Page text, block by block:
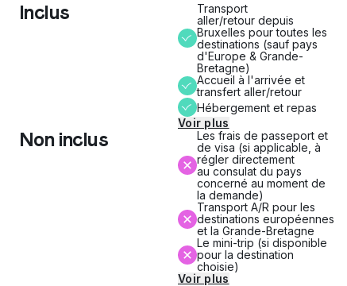
Inclus
Transport
aller/retour depuis
Bruxelles pour toutes les
destinations (sauf pays
d'Europe & Grande-
Bretagne)
Accueil à l'arrivée et
transfert aller/retour
Hébergement et repas
Voir plus
Non inclus
Les frais de passeport et
de visa (si applicable, à
régler directement
au consulat du pays
concerné au moment de
la demande)
Transport A/R pour les
destinations européennes
et la Grande-Bretagne
Le mini-trip (si disponible
pour la destination
choisie)
Voir plus